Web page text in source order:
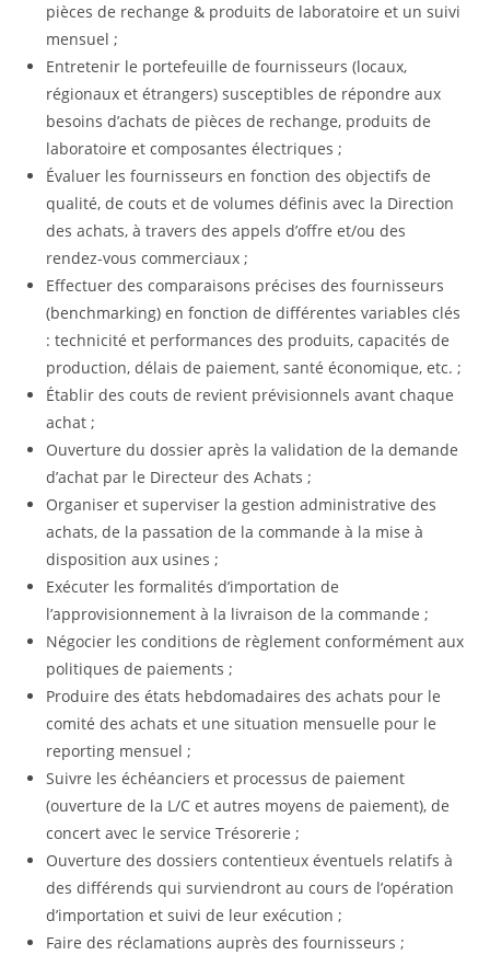
pièces de rechange & produits de laboratoire et un suivi
mensuel ;
Entretenir le portefeuille de fournisseurs (locaux,
régionaux et étrangers) susceptibles de répondre aux
besoins d’achats de pièces de rechange, produits de
laboratoire et composantes électriques ;
Évaluer les fournisseurs en fonction des objectifs de
qualité, de couts et de volumes définis avec la Direction
des achats, à travers des appels d’offre et/ou des
rendez-vous commerciaux ;
Effectuer des comparaisons précises des fournisseurs
(benchmarking) en fonction de différentes variables clés
: technicité et performances des produits, capacités de
production, délais de paiement, santé économique, etc. ;
Établir des couts de revient prévisionnels avant chaque
achat ;
Ouverture du dossier après la validation de la demande
d’achat par le Directeur des Achats ;
Organiser et superviser la gestion administrative des
achats, de la passation de la commande à la mise à
disposition aux usines ;
Exécuter les formalités d’importation de
l’approvisionnement à la livraison de la commande ;
Négocier les conditions de règlement conformément aux
politiques de paiements ;
Produire des états hebdomadaires des achats pour le
comité des achats et une situation mensuelle pour le
reporting mensuel ;
Suivre les échéanciers et processus de paiement
(ouverture de la L/C et autres moyens de paiement), de
concert avec le service Trésorerie ;
Ouverture des dossiers contentieux éventuels relatifs à
des différends qui surviendront au cours de l’opération
d’importation et suivi de leur exécution ;
Faire des réclamations auprès des fournisseurs ;